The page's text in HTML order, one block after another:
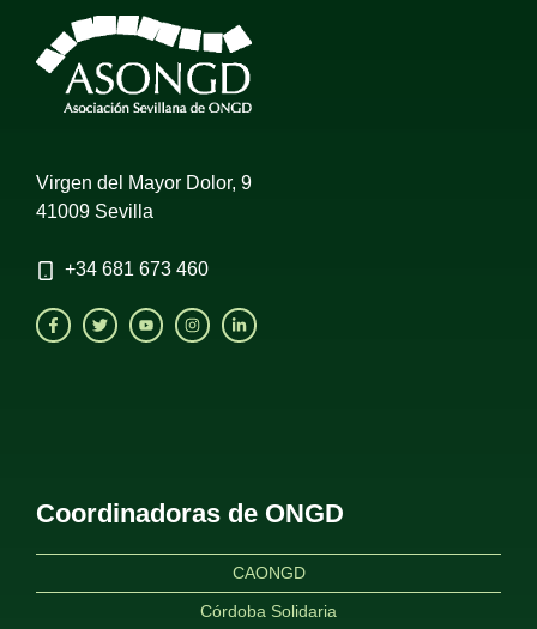
Virgen del Mayor Dolor, 9
41009 Sevilla
+34 681 673 460
Coordinadoras de ONGD
CAONGD
Córdoba Solidaria